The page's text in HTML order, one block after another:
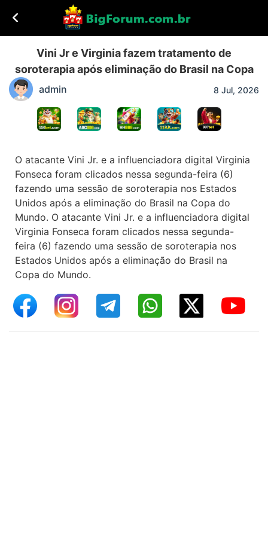
Vini Jr e Virginia fazem tratamento de
soroterapia após eliminação do Brasil na Copa
admin 8 Jul, 2026
O atacante Vini Jr. e a influenciadora digital Virginia
Fonseca foram clicados nessa segunda-feira (6)
fazendo uma sessão de soroterapia nos Estados
Unidos após a eliminação do Brasil na Copa do
Mundo. O atacante Vini Jr. e a influenciadora digital
Virginia Fonseca foram clicados nessa segunda-
feira (6) fazendo uma sessão de soroterapia nos
Estados Unidos após a eliminação do Brasil na
Copa do Mundo.